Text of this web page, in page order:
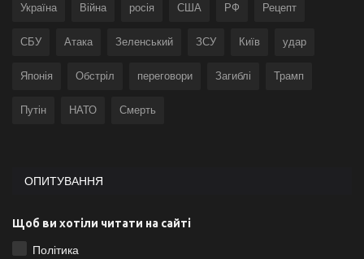
Україна Війна росія США РФ Рецепт
СБУ Атака Зеленський ЗСУ Київ удар
Японія Обстріл переговори Загиблі Трамп
Путін НАТО Смерть
ОПИТУВАННЯ
Щоб ви хотіли читати на сайті
Політика